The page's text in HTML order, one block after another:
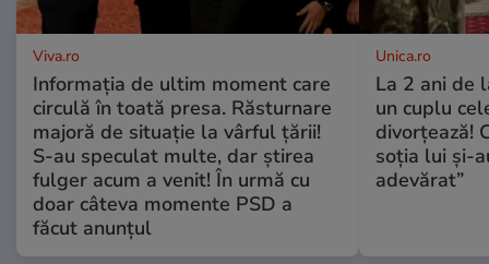
Viva.ro
Informația de ultim moment care
circulă în toată presa. Răsturnare
majoră de situație la vârful țării!
S-au speculat multe, dar știrea
fulger acum a venit! În urmă cu
doar câteva momente PSD a
făcut anunțul
Unica.ro
La 2 ani de
un cuplu
divorțează!
soția lui și-
adevărat”